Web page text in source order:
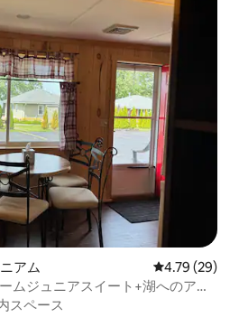
アム レビュー29
4.79 (29)
ムジュニアスイート+湖へのアク
スペース